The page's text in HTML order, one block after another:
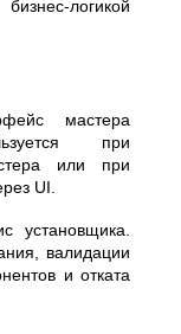
логикой
мастера
при
или при
UI.
установщика.
валидации
и отката